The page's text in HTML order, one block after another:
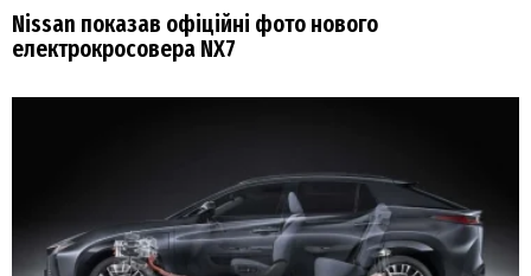
Nissan показав офіційні фото нового
електрокросовера NX7